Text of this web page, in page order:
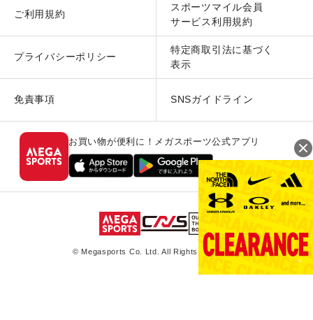
ご利用規約
スポーツマイル会員
サービス利用規約
プライバシーポリシー
特定商取引法に基づく
表示
免責事項 SNSガイドライン
お買い物が便利に！メガスポーツ公式アプリ
© Megasports Co. Ltd. All Rights Reserved.